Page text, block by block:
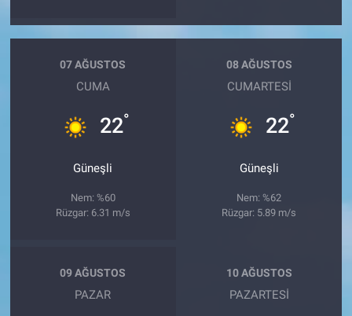
07 AĞUSTOS
CUMA
22°
Güneşli
Nem: %60
Rüzgar: 6.31 m/s
08 AĞUSTOS
CUMARTESI
22°
Güneşli
Nem: %62
Rüzgar: 5.89 m/s
09 AĞUSTOS
PAZAR
10 AĞUSTOS
PAZARTESI